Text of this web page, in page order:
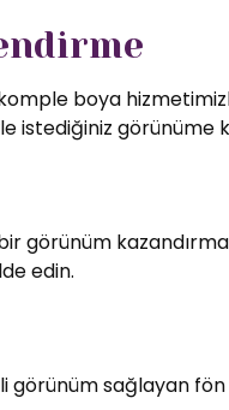
boya
istediğiniz görünüme
görünüm
edin.
görünüm sağlayan